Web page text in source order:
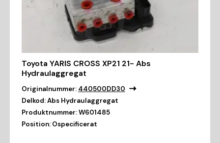
Toyota YARIS CROSS XP21 21- Abs
Hydraulaggregat
Originalnummer: 440500DD30
Delkod:Abs Hydraulaggregat
Produktnummer:W601485
Position: Ospecificerat